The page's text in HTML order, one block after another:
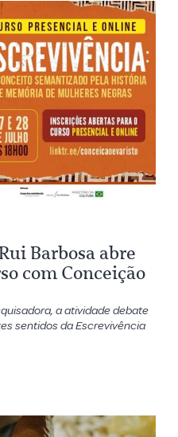
Barbosa abre
com Conceição
a atividade debate
sentidos da Escrevivência